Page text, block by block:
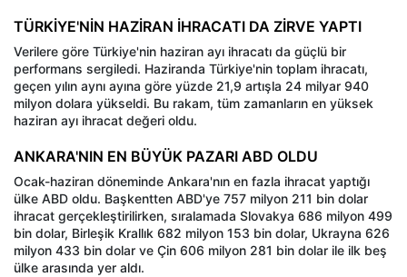
TÜRKİYE'NİN HAZİRAN İHRACATI DA ZİRVE YAPTI
Verilere göre Türkiye'nin haziran ayı ihracatı da güçlü bir
performans sergiledi. Haziranda Türkiye'nin toplam ihracatı,
geçen yılın aynı ayına göre yüzde 21,9 artışla 24 milyar 940
milyon dolara yükseldi. Bu rakam, tüm zamanların en yüksek
haziran ayı ihracat değeri oldu.
ANKARA'NIN EN BÜYÜK PAZARI ABD OLDU
Ocak-haziran döneminde Ankara'nın en fazla ihracat yaptığı
ülke ABD oldu. Başkentten ABD'ye 757 milyon 211 bin dolar
ihracat gerçekleştirilirken, sıralamada Slovakya 686 milyon 499
bin dolar, Birleşik Krallık 682 milyon 153 bin dolar, Ukrayna 626
milyon 433 bin dolar ve Çin 606 milyon 281 bin dolar ile ilk beş
ülke arasında yer aldı.